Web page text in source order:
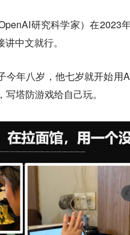
研究科学家）在2023
中文就行。
今年八岁，他七岁就开始用
塔防游戏给自己玩。